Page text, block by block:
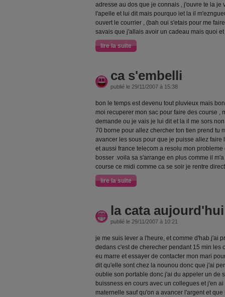
adresse au dos que je connais , j'ouvre te la je
l'apelle et lui dit mais pourquo iet la il
ouvert le courrier , (bah oui s'etais pour me
savais que j'allais avoir un cadeau mais quoi
lire la suite
ca s'embelli
publié le 29/11/2007 à 15:38
bon le temps est devenu tout pluvieux mais
moi recuperer mon sac pour faire des course ,
demande ou je vais je lui dit et la il me sors
70 borne pour allez chercher ton tien prend tu
avancer les sous pour que je puisse allez faire
et aussi france telecom a resolu mon
bosser .voila sa s'arrange en plus comme il
course ce midi comme ca se soir je rentre
lire la suite
la cata aujourd'hui
publié le 29/11/2007 à 10:21
je me suis lever a l'heure, et comme d'hab j'ai
dedans c'est de cherecher pendant 15 min les
eu marre et essayer de contacter mon mari
dit qu'elle sont chez la nounou donc que j'ai
oublie son portable donc j'ai du appeler un de
buissness en cours avec un collegues et j'en
maternelle sauf qu'on a avancer l'argent et